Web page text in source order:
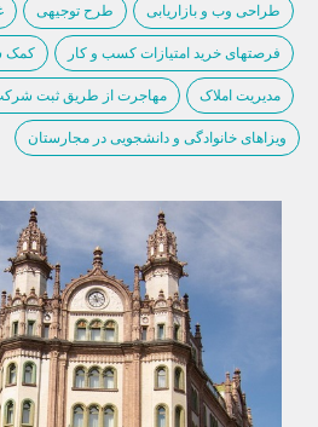
طراحی وب و بازاریابی طرح توجیهی
فرصتهای خرید امتیازات کسب و کار کمک
مدیریت املاک مهاجرت از طریق ثبت
ویزاهای خانوادگی و دانشجویی در مجارستان